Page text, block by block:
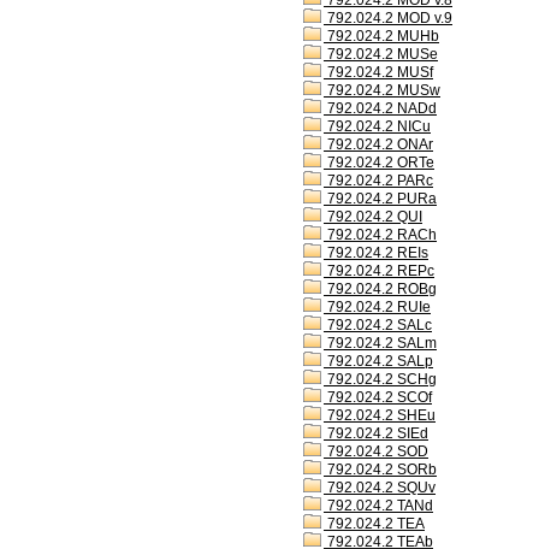
792.024.2 MOD v.9
792.024.2 MUHb
792.024.2 MUSe
792.024.2 MUSf
792.024.2 MUSw
792.024.2 NADd
792.024.2 NICu
792.024.2 ONAr
792.024.2 ORTe
792.024.2 PARc
792.024.2 PURa
792.024.2 QUI
792.024.2 RACh
792.024.2 REIs
792.024.2 REPc
792.024.2 ROBg
792.024.2 RUIe
792.024.2 SALc
792.024.2 SALm
792.024.2 SALp
792.024.2 SCHg
792.024.2 SCOf
792.024.2 SHEu
792.024.2 SIEd
792.024.2 SOD
792.024.2 SORb
792.024.2 SQUv
792.024.2 TANd
792.024.2 TEA
792.024.2 TEAb